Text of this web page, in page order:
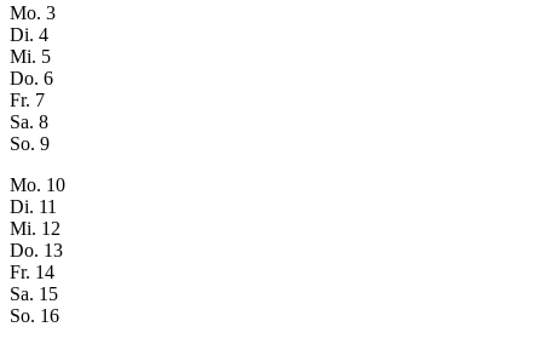
Mo. 3
Di. 4
Mi. 5
Do. 6
Fr. 7
Sa. 8
So. 9
Mo. 10
Di. 11
Mi. 12
Do. 13
Fr. 14
Sa. 15
So. 16